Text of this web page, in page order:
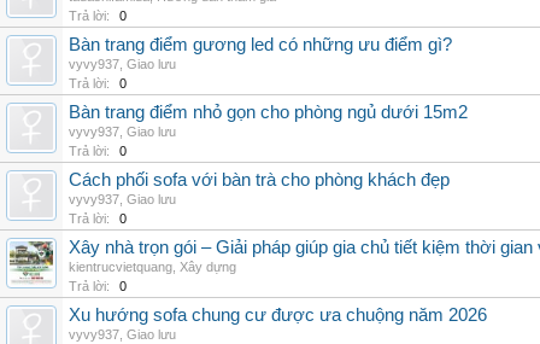
Trả lời:
0
Bàn trang điểm gương led có những ưu điểm gì?
vyvy937 Giao lưu
Trả lời:
0
Bàn trang điểm nhỏ gọn cho phòng ngủ dưới 15m2
vyvy937 Giao lưu
Trả lời:
0
Cách phối sofa với bàn trà cho phòng khách đẹp
vyvy937 Giao lưu
Trả lời:
0
Xây nhà trọn gói – Giải pháp giúp gia chủ tiết kiệm thời
kientrucvietquang Xây dựng
Trả lời:
0
Xu hướng sofa chung cư được ưa chuộng năm 2026
vyvy937 Giao lưu